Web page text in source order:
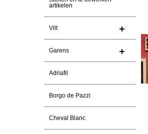
artikelen
Vilt
Garens
Adriafil
Borgo de Pazzi
Cheval Blanc